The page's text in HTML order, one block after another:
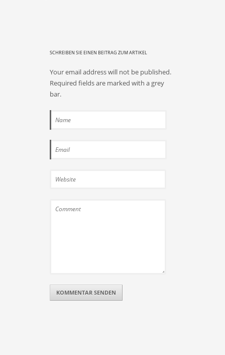
SCHREIBEN SIE EINEN BEITRAG ZUM ARTIKEL
Your email address will not be published.
Required fields are marked with a grey
bar.